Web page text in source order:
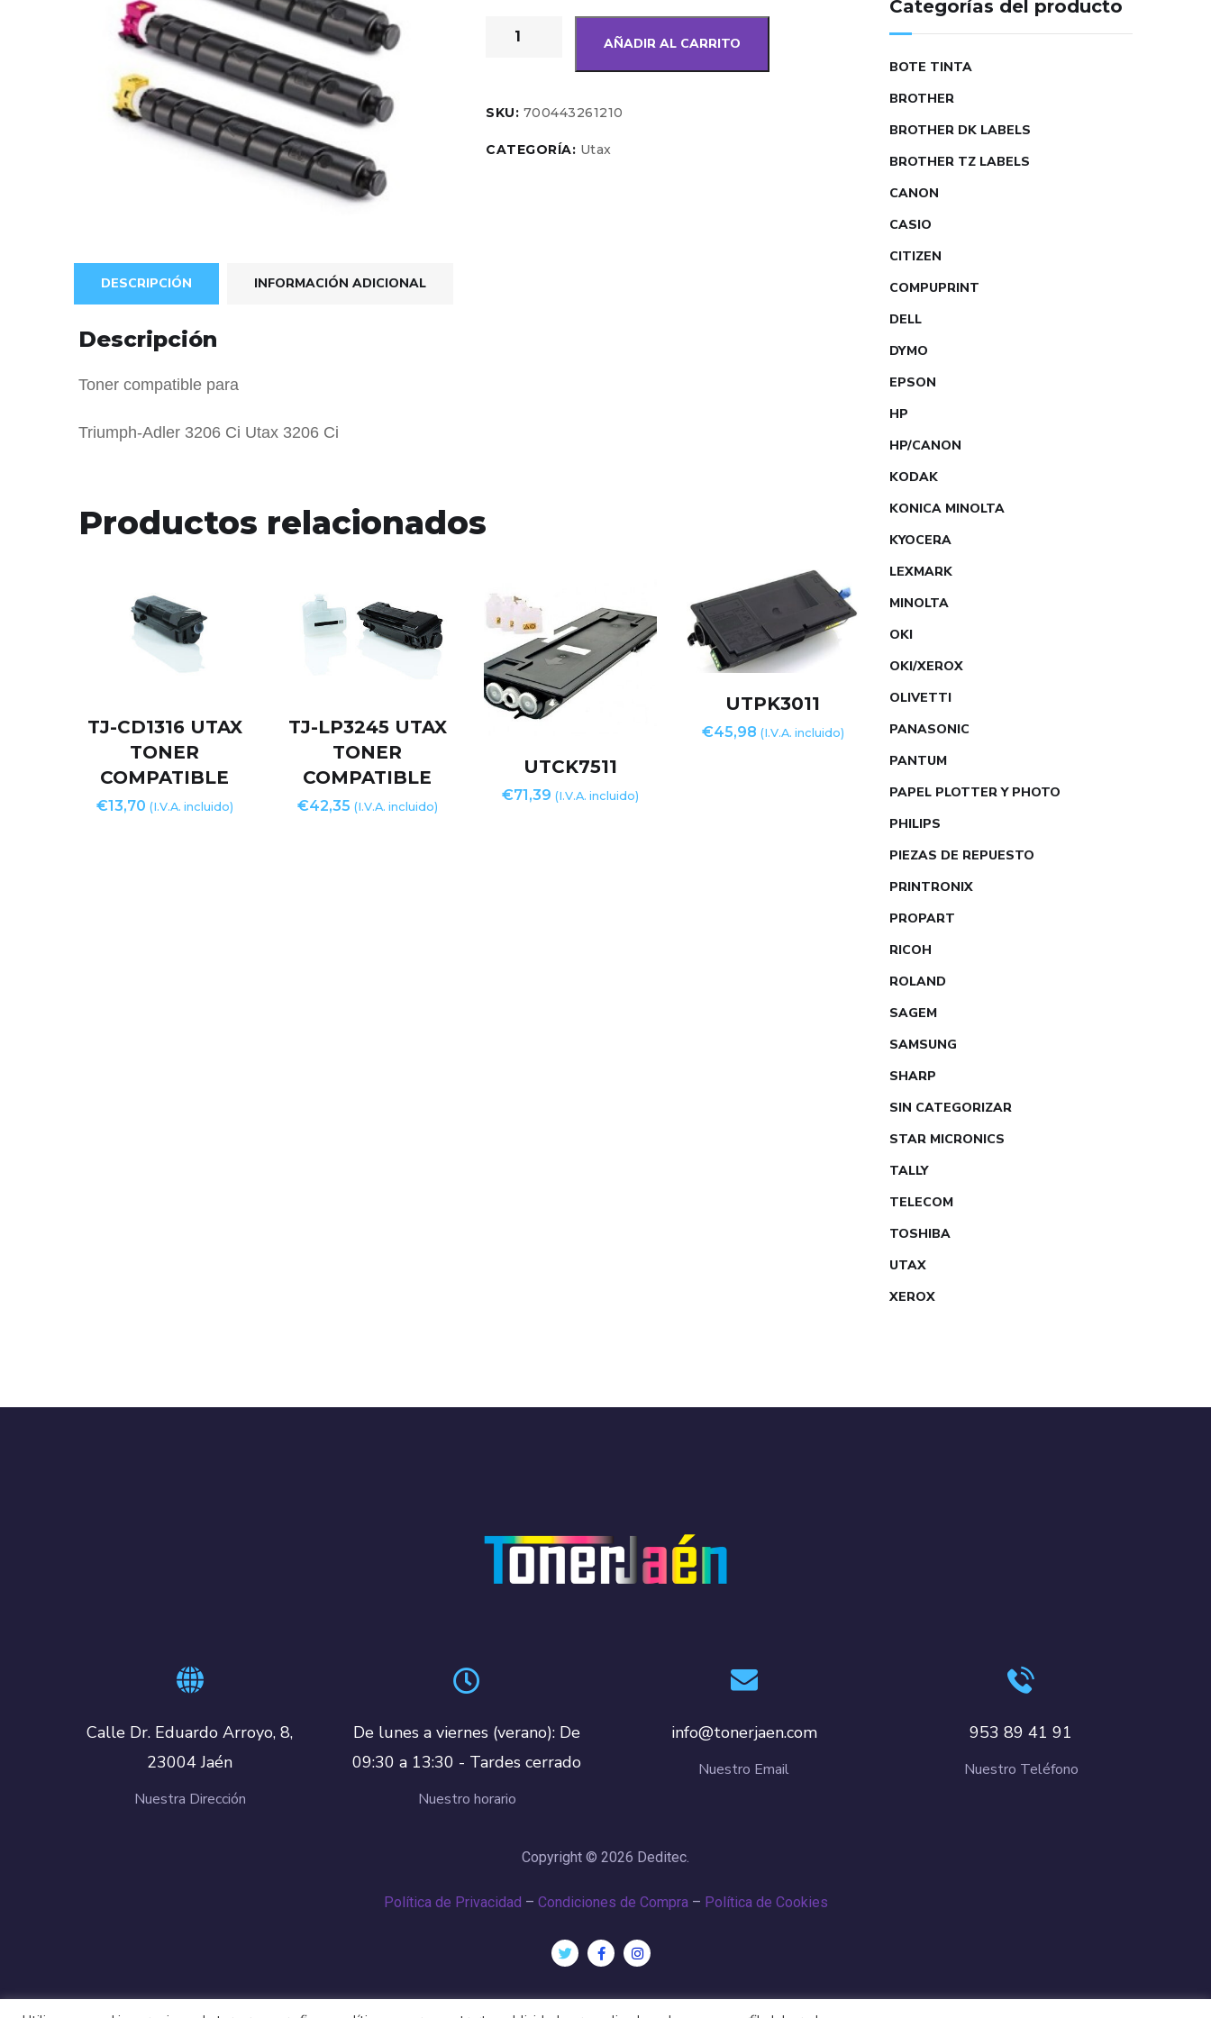
AÑADIR AL CARRITO
SKU: 700443261210
CATEGORÍA: Utax
DESCRIPCIÓN INFORMACIÓN ADICIONAL
Descripción
Toner compatible para
Triumph-Adler 3206 Ci Utax 3206 Ci
Productos relacionados
TJ-CD1316 UTAX
TONER
COMPATIBLE
€13,70 (I.V.A. incluido)
TJ-LP3245 UTAX
TONER
COMPATIBLE
€42,35 (I.V.A. incluido)
UTCK7511
€71,39 (I.V.A. incluido)
UTPK3011
€45,98 (I.V.A. incluido)
Categorías del producto
BOTE TINTA
BROTHER
BROTHER DK LABELS
BROTHER TZ LABELS
CANON
CASIO
CITIZEN
COMPUPRINT
DELL
DYMO
EPSON
HP
HP/CANON
KODAK
KONICA MINOLTA
KYOCERA
LEXMARK
MINOLTA
OKI
OKI/XEROX
OLIVETTI
PANASONIC
PANTUM
PAPEL PLOTTER Y PHOTO
PHILIPS
PIEZAS DE REPUESTO
PRINTRONIX
PROPART
RICOH
ROLAND
SAGEM
SAMSUNG
SHARP
SIN CATEGORIZAR
STAR MICRONICS
TALLY
TELECOM
TOSHIBA
UTAX
XEROX
Calle Dr. Eduardo Arroyo, 8,
23004 Jaén
Nuestra Dirección
De lunes a viernes (verano): De
09:30 a 13:30 - Tardes cerrado
Nuestro horario
info@tonerjaen.com
Nuestro Email
953 89 41 91
Nuestro Teléfono
Copyright © 2026 Deditec.
Política de Privacidad – Condiciones de Compra– Política de Cookies